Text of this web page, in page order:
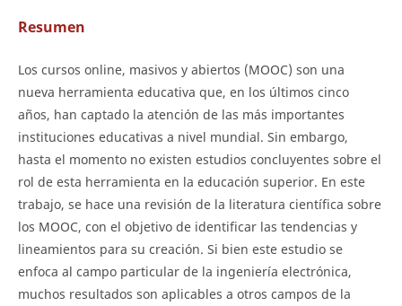
Resumen
Los cursos online, masivos y abiertos (MOOC) son una
nueva herramienta educativa que, en los últimos cinco
años, han captado la atención de las más importantes
instituciones educativas a nivel mundial. Sin embargo,
hasta el momento no existen estudios concluyentes sobre el
rol de esta herramienta en la educación superior. En este
trabajo, se hace una revisión de la literatura científica sobre
los MOOC, con el objetivo de identificar las tendencias y
lineamientos para su creación. Si bien este estudio se
enfoca al campo particular de la ingeniería electrónica,
muchos resultados son aplicables a otros campos de la